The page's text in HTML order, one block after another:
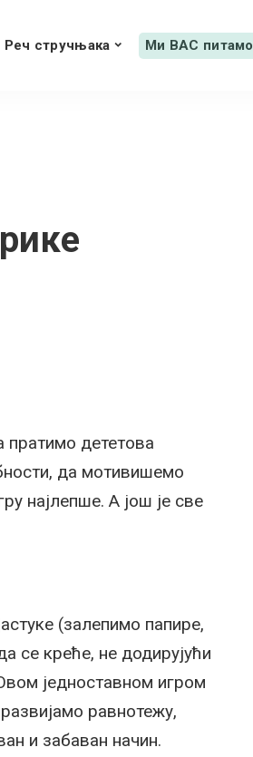
Реч стручњака Ми ВАС питамо
пратимо дететова
да мотивишемо
најлепше. А још је све
(залепимо папире,
се креће, не додирујући
једноставном игром
равнотежу,
и забаван начин.